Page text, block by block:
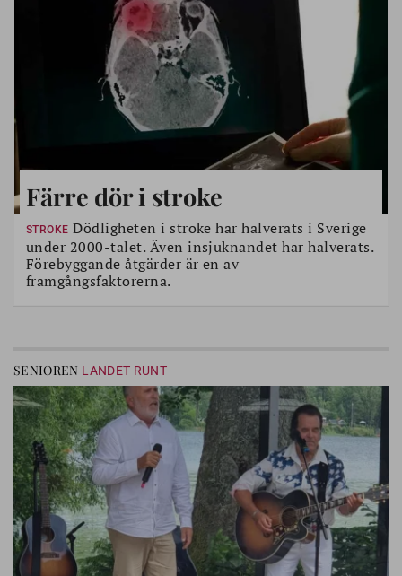
Färre dör i stroke
STROKE Dödligheten i stroke har halverats i Sverige
under 2000-talet. Även insjuknandet har halverats.
Förebyggande åtgärder är en av
framgångsfaktorerna.
SENIOREN LANDET RUNT